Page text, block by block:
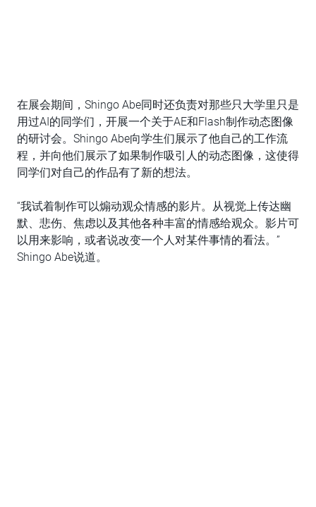
在展会期间，Shingo Abe同时还负责对那些只大学里只是
用过AI的同学们，开展一个关于AE和Flash制作动态图像
的研讨会。Shingo Abe向学生们展示了他自己的工作流
程，并向他们展示了如果制作吸引人的动态图像，这使得
同学们对自己的作品有了新的想法。
“我试着制作可以煽动观众情感的影片。从视觉上传达幽
默、悲伤、焦虑以及其他各种丰富的情感给观众。影片可
以用来影响，或者说改变一个人对某件事情的看法。”
Shingo Abe说道。